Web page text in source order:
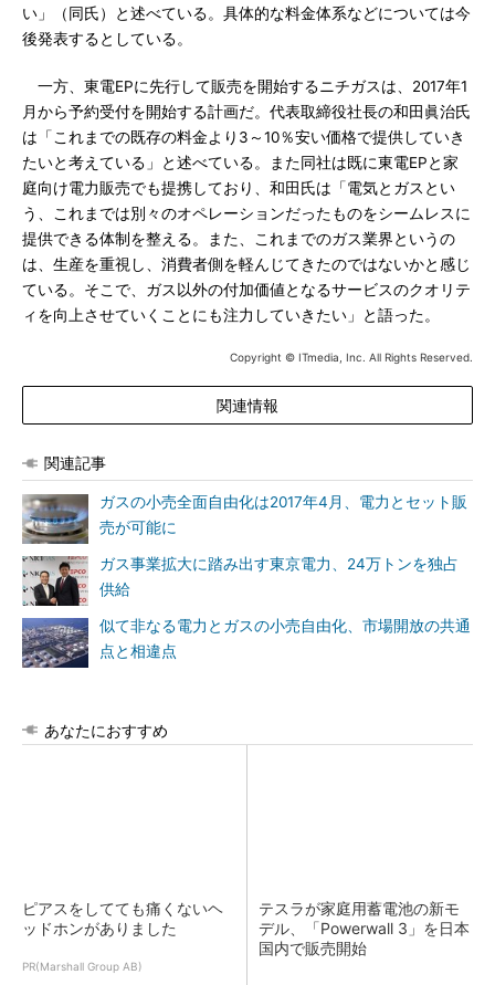
い」（同氏）と述べている。具体的な料金体系などについては今
後発表するとしている。
一方、東電EPに先行して販売を開始するニチガスは、2017年1
月から予約受付を開始する計画だ。代表取締役社長の和田眞治氏
は「これまでの既存の料金より3～10％安い価格で提供していき
たいと考えている」と述べている。また同社は既に東電EPと家
庭向け電力販売でも提携しており、和田氏は「電気とガスとい
う、これまでは別々のオペレーションだったものをシームレスに
提供できる体制を整える。また、これまでのガス業界というの
は、生産を重視し、消費者側を軽んじてきたのではないかと感じ
ている。そこで、ガス以外の付加価値となるサービスのクオリテ
ィを向上させていくことにも注力していきたい」と語った。
Copyright © ITmedia, Inc. All Rights Reserved.
関連情報
関連記事
ガスの小売全面自由化は2017年4月、電力とセット販
売が可能に
ガス事業拡大に踏み出す東京電力、24万トンを独占
供給
似て非なる電力とガスの小売自由化、市場開放の共通
点と相違点
あなたにおすすめ
ピアスをしてても痛くないヘ
ッドホンがありました
PR(Marshall Group AB)
テスラが家庭用蓄電池の新モ
デル、「Powerwall 3」を日本
国内で販売開始